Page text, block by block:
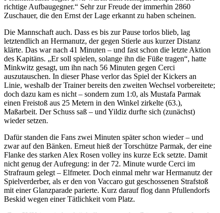
richtige Aufbaugegner.“ Sehr zur Freude der immerhin 2860
Zuschauer, die den Ernst der Lage erkannt zu haben scheinen.
Die Mannschaft auch. Dass es bis zur Pause torlos blieb, lag
letztendlich an Hermanutz, der gegen Stierle aus kurzer Distanz
klärte. Das war nach 41 Minuten – und fast schon die letzte Aktion
des Kapitäns. „Er soll spielen, solange ihn die Füße tragen“, hatte
Minkwitz gesagt, um ihn nach 56 Minuten gegen Cerci
auszutauschen. In dieser Phase verlor das Spiel der Kickers an
Linie, weshalb der Trainer bereits den zweiten Wechsel vorbereitete;
doch dazu kam es nicht – sondern zum 1:0, als Mustafa Parmak
einen Freistoß aus 25 Metern in den Winkel zirkelte (63.),
Maßarbeit. Der Schuss saß – und Yildiz durfte sich (zunächst)
wieder setzen.
Dafür standen die Fans zwei Minuten später schon wieder – und
zwar auf den Bänken. Erneut hieß der Torschütze Parmak, der eine
Flanke des starken Alex Rosen volley ins kurze Eck setzte. Damit
nicht genug der Aufregung: in der 72. Minute wurde Cerci im
Strafraum gelegt – Elfmeter. Doch einmal mehr war Hermanutz der
Spielverderber, als er den von Vaccaro gut geschossenen Strafstoß
mit einer Glanzparade parierte. Kurz darauf flog dann Pfullendorfs
Beskid wegen einer Tätlichkeit vom Platz.